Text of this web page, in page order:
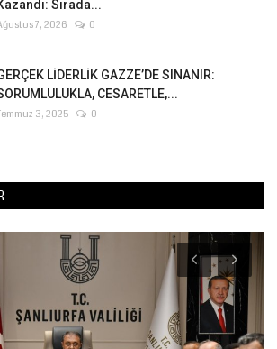
Sırada...
7, 2026 0
LİDERLİK GAZZE’DE SINANIR:
CESARETLE,...
3, 2025 0